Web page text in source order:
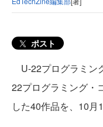
ポスト
U-22プログラミン
22プログラミング・
した40作品を、10月